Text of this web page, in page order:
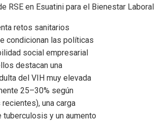
RSE en Esuatini para el Bienestar Laboral
retos sanitarios
condicionan las políticas
social empresarial
destacan una
del VIH muy elevada
25–30% según
una carga
tuberculosis y un aumento